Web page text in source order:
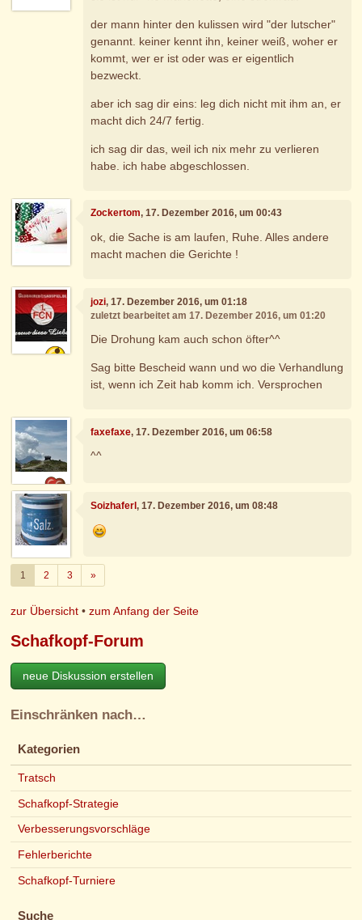
der mann hinter den kulissen wird "der lutscher"
genannt. keiner kennt ihn, keiner weiß, woher er
kommt, wer er ist oder was er eigentlich
bezweckt.
aber ich sag dir eins: leg dich nicht mit ihm an, er
macht dich 24/7 fertig.
ich sag dir das, weil ich nix mehr zu verlieren
habe. ich habe abgeschlossen.
Zockertom, 17. Dezember 2016, um 00:43
ok, die Sache is am laufen, Ruhe. Alles andere
macht machen die Gerichte !
jozi, 17. Dezember 2016, um 01:18
zuletzt bearbeitet am 17. Dezember 2016, um 01:20
Die Drohung kam auch schon öfter^^
Sag bitte Bescheid wann und wo die Verhandlung
ist, wenn ich Zeit hab komm ich. Versprochen
faxefaxe, 17. Dezember 2016, um 06:58
^^
Soizhaferl, 17. Dezember 2016, um 08:48
1 2 3 »Weiter
zur Übersicht •zum Anfang der Seite
Schafkopf-Forum
neue Diskussion erstellen
Einschränken nach…
Kategorien
Tratsch
Schafkopf-Strategie
Verbesserungsvorschläge
Fehlerberichte
Schafkopf-Turniere
Suche